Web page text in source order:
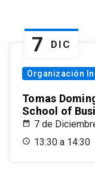
7 DIC
Organización
Tomas
School of
7 de
13:30 a 14:30